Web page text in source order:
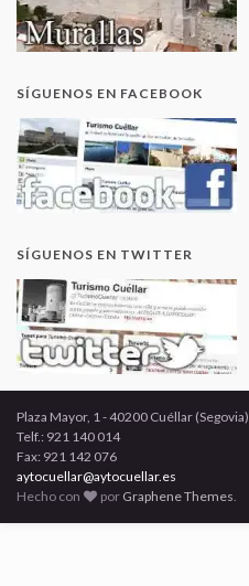
SÍGUENOS EN FACEBOOK
SÍGUENOS EN TWITTER
Plaza Mayor, 1 - 40200 Cuéllar (Segovia)
Telf.: 921 140 014
Fax: 921 142 076
aytocuellar@aytocuellar.es
Hecho con
por Graphene Themes